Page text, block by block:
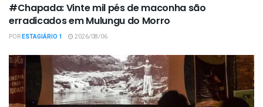
#Chapada: Vinte mil pés de maconha são
erradicados em Mulungu do Morro
PORESTAGIÁRIO 1 2026/08/06